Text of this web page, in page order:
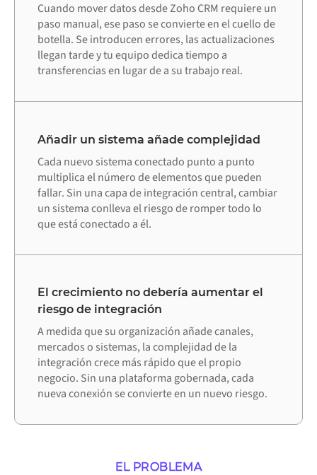
Cuando mover datos desde Zoho CRM requiere un
paso manual, ese paso se convierte en el cuello de
botella. Se introducen errores, las actualizaciones
llegan tarde y tu equipo dedica tiempo a
transferencias en lugar de a su trabajo real.
Añadir un sistema añade complejidad
Cada nuevo sistema conectado punto a punto
multiplica el número de elementos que pueden
fallar. Sin una capa de integración central, cambiar
un sistema conlleva el riesgo de romper todo lo
que está conectado a él.
El crecimiento no debería aumentar el
riesgo de integración
A medida que su organización añade canales,
mercados o sistemas, la complejidad de la
integración crece más rápido que el propio
negocio. Sin una plataforma gobernada, cada
nueva conexión se convierte en un nuevo riesgo.
EL PROBLEMA